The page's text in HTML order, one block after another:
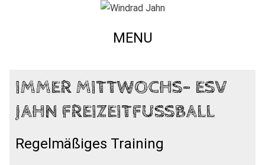
MENU
IMMER MITTWOCHS- ESV
JAHN FREIZEITFUSSBALL
Regelmäßiges Training